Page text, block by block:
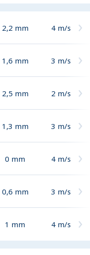
2,2 mm 4 m/s
1,6 mm 3 m/s
2,5 mm 2 m/s
1,3 mm 3 m/s
0 mm 4 m/s
0,6 mm 3 m/s
1 mm 4 m/s